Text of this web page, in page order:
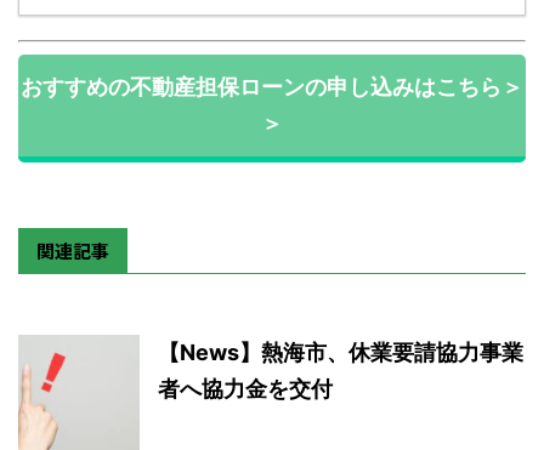
おすすめの不動産担保ローンの申し込みはこちら＞
＞
関連記事
【News】熱海市、休業要請協力事業
者へ協力金を交付